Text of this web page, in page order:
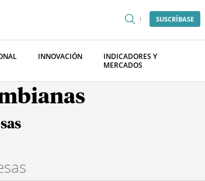
SUSCRÍBASE
INNOVACIÓN
INDICADORES Y
MERCADOS